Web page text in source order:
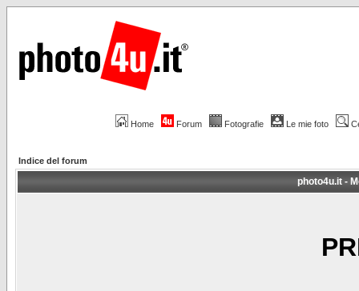
Home Forum Fotografie Le mie foto
Indice del forum
photo4u.it -